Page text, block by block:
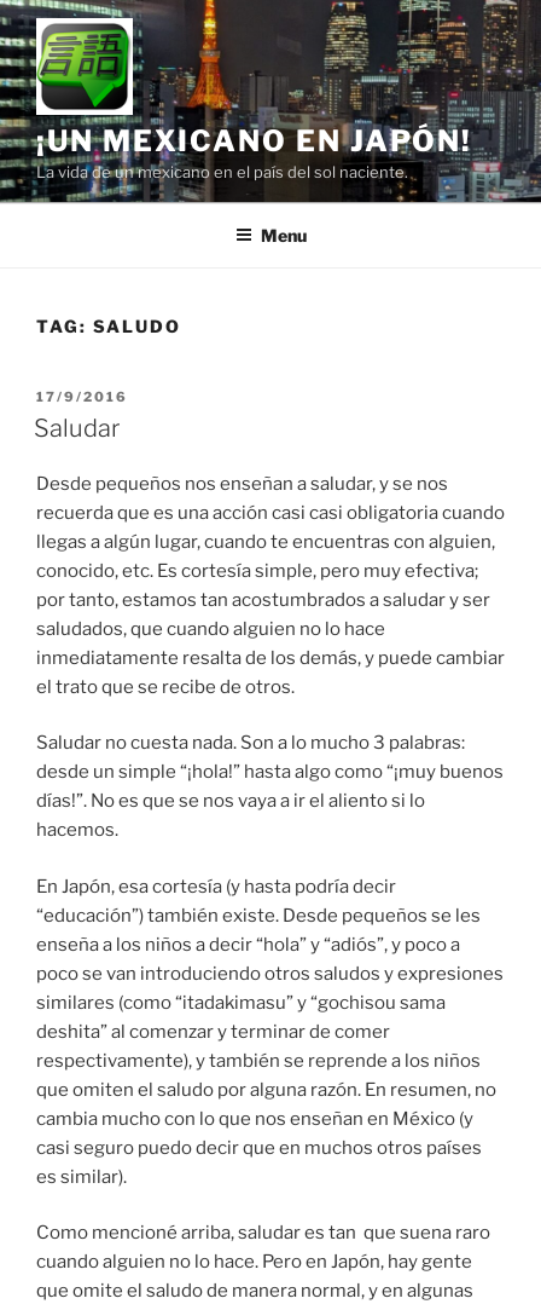
Skip
to
content
¡UN MEXICANO EN JAPÓN!
La vida de un mexicano en el país del sol naciente.
Menu
TAG: SALUDO
POSTED
ON
17/9/2016
Saludar
Desde pequeños nos enseñan a saludar, y se nos
recuerda que es una acción casi casi obligatoria cuando
llegas a algún lugar, cuando te encuentras con alguien,
conocido, etc. Es cortesía simple, pero muy efectiva;
por tanto, estamos tan acostumbrados a saludar y ser
saludados, que cuando alguien no lo hace
inmediatamente resalta de los demás, y puede cambiar
el trato que se recibe de otros.
Saludar no cuesta nada. Son a lo mucho 3 palabras:
desde un simple “¡hola!” hasta algo como “¡muy buenos
días!”. No es que se nos vaya a ir el aliento si lo
hacemos.
En Japón, esa cortesía (y hasta podría decir
“educación”) también existe. Desde pequeños se les
enseña a los niños a decir “hola” y “adiós”, y poco a
poco se van introduciendo otros saludos y expresiones
similares (como “itadakimasu” y “gochisou sama
deshita” al comenzar y terminar de comer
respectivamente), y también se reprende a los niños
que omiten el saludo por alguna razón. En resumen, no
cambia mucho con lo que nos enseñan en México (y
casi seguro puedo decir que en muchos otros países
es similar).
Como mencioné arriba, saludar es tan que suena raro
cuando alguien no lo hace. Pero en Japón, hay gente
que omite el saludo de manera normal, y en algunas